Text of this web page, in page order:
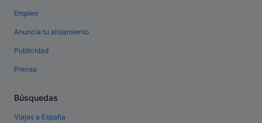
Empleo
Anuncia tu alojamiento
Publicidad
Prensa
Búsquedas
Viajes a España